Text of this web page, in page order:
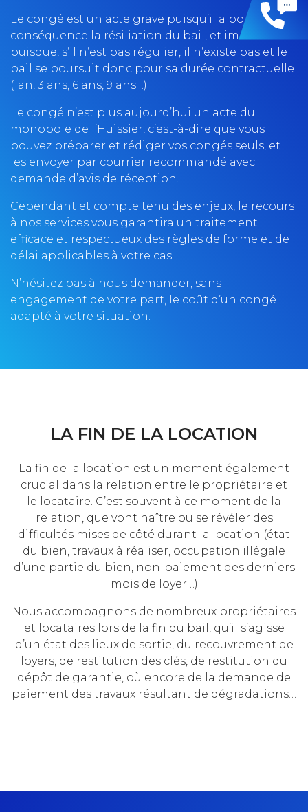
Le congé est un acte grave puisqu’il a pour
conséquence la résiliation du bail, et important
puisque, s’il n’est pas régulier, il n’existe pas et le
bail se poursuit donc pour sa durée contractuelle
(1an, 3 ans, 6 ans, 9 ans…).
Le congé n’est plus aujourd’hui un acte du
monopole de l’Huissier, c’est-à-dire que vous
pouvez préparer et rédiger vos congés seuls, et
les envoyer par courrier recommandé avec
demande d’avis de réception.
Cependant et compte tenu des enjeux, le recours
à nos services vous garantira un traitement
efficace et respectueux des règles de forme et de
délai applicables à votre cas.
N’hésitez pas à nous demander, sans
engagement de votre part, le coût d’un congé
adapté à votre situation.
LA FIN DE LA LOCATION
La fin de la location est un moment également
crucial dans la relation entre le propriétaire et
le locataire. C’est souvent à ce moment de la
relation, que vont naître ou se révéler des
difficultés mises de côté durant la location (état
du bien, travaux à réaliser, occupation illégale
d’une partie du bien, non-paiement des derniers
mois de loyer…)
Nous accompagnons de nombreux propriétaires
et locataires lors de la fin du bail, qu’il s’agisse
d’un état des lieux de sortie, du recouvrement de
loyers, de restitution des clés, de restitution du
dépôt de garantie, où encore de la demande de
paiement des travaux résultant de dégradations…